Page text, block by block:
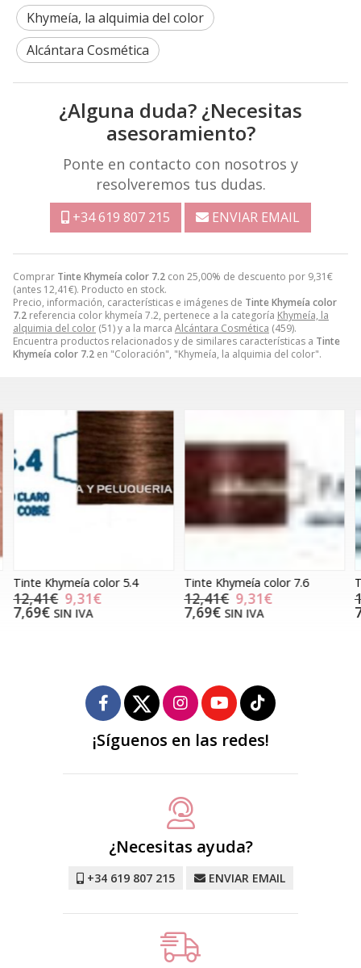
Comprar Tinte Khymeía color 7.2 con 25,00% de descuento por 9,31€
(antes 12,41€). Producto en stock.
Precio, información, características e imágenes de Tinte Khymeía color
7.2 referencia color khymeía 7.2, pertenece a la categoría Khymeía, la
alquimia del color (51) y a la marca Alcántara Cosmética (459).
Encuentra productos relacionados y de similares características a Tinte
Khymeía color 7.2 en "Coloración", "Khymeía, la alquimia del color".
Khymeía, la alquimia del color
Alcántara Cosmética
¿Alguna duda? ¿Necesitas
asesoramiento?
Ponte en contacto con nosotros y
resolveremos tus dudas.
+34 619 807 215 ENVIAR EMAIL
Tinte Khymeía color 5.4
12,41€ 9,31€
7,69€ SIN IVA
Tinte Khymeía color 7.6
12,41€ 9,31€
7,69€ SIN IVA
¡Síguenos en las redes!
¿Necesitas ayuda?
+34 619 807 215 ENVIAR EMAIL